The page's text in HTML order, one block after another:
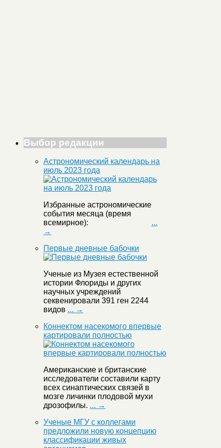
Выбор редакции
Астрономический календарь на
июль 2023 года
Избранные астрономические
события месяца (время
всемирное): ...
→
Первые дневные бабочки
Ученые из Музея естественной
истории Флориды и других
научных учреждений
секвенировали 391 ген 2244
видов ... →
Коннектом насекомого впервые
картировали полностью
Американские и британские
исследователи составили карту
всех синаптических связей в
мозге личинки плодовой мухи
дрозофилы. ... →
Ученые МГУ с коллегами
предложили новую концепцию
классификации живых